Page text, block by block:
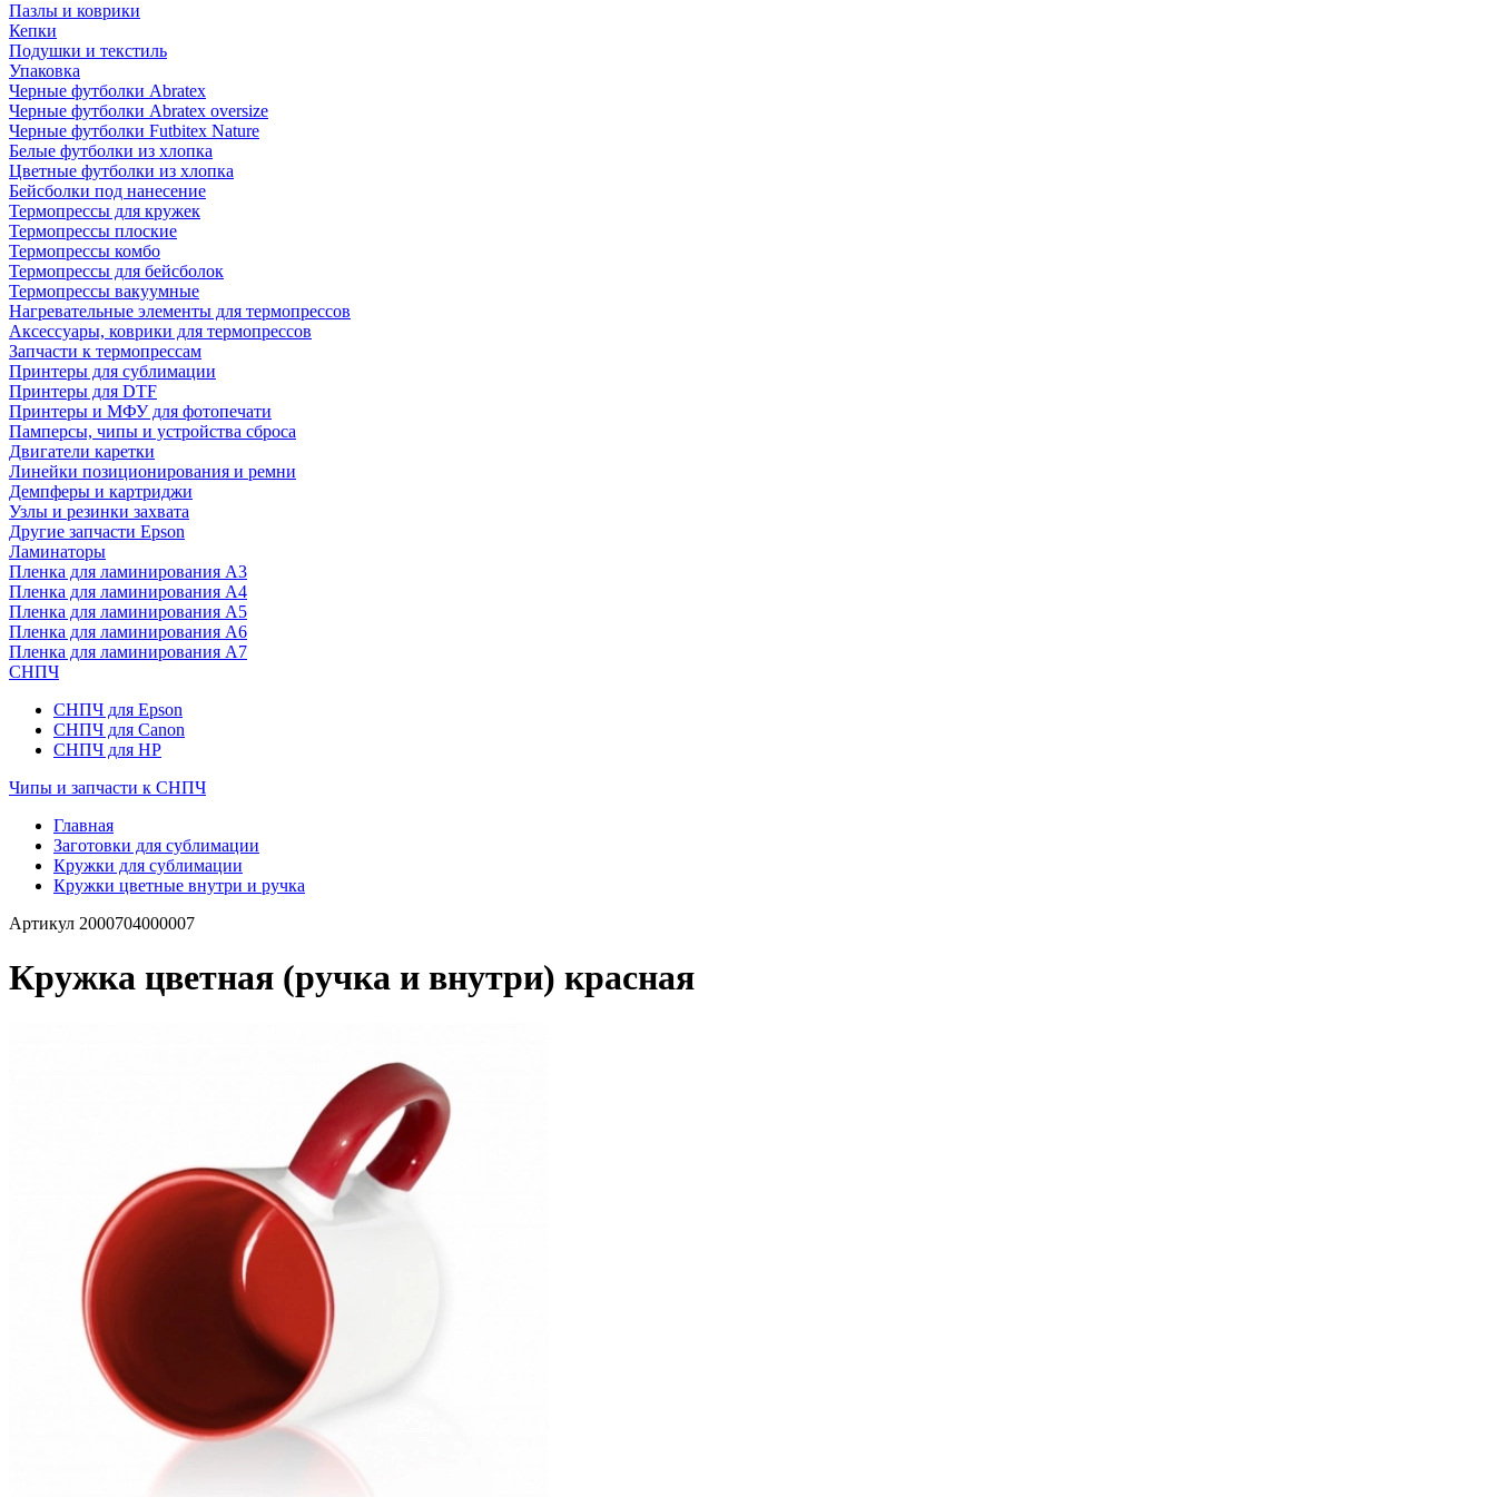
Пазлы и коврики
Кепки
Подушки и текстиль
Упаковка
Черные футболки Abratex
Черные футболки Abratex oversize
Черные футболки Futbitex Nature
Белые футболки из хлопка
Цветные футболки из хлопка
Бейсболки под нанесение
Термопрессы для кружек
Термопрессы плоские
Термопрессы комбо
Термопрессы для бейсболок
Термопрессы вакуумные
Нагревательные элементы для термопрессов
Аксессуары, коврики для термопрессов
Запчасти к термопрессам
Принтеры для сублимации
Принтеры для DTF
Принтеры и МФУ для фотопечати
Памперсы, чипы и устройства сброса
Двигатели каретки
Линейки позиционирования и ремни
Демпферы и картриджи
Узлы и резинки захвата
Другие запчасти Epson
Ламинаторы
Пленка для ламинирования А3
Пленка для ламинирования А4
Пленка для ламинирования А5
Пленка для ламинирования А6
Пленка для ламинирования А7
СНПЧ
СНПЧ для Epson
СНПЧ для Canon
СНПЧ для HP
Чипы и запчасти к СНПЧ
Главная
Заготовки для сублимации
Кружки для сублимации
Кружки цветные внутри и ручка
Артикул 2000704000007
Кружка цветная (ручка и внутри) красная